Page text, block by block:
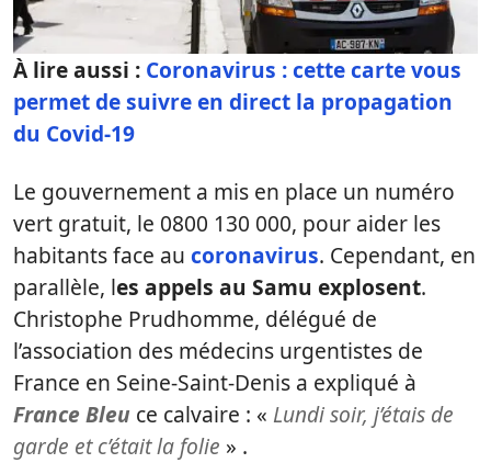
À lire aussi : Coronavirus : cette carte vous
permet de suivre en direct la propagation
du Covid-19
Le gouvernement a mis en place un numéro
vert gratuit, le 0800 130 000, pour aider les
habitants face au coronavirus. Cependant, en
parallèle, les appels au Samu explosent.
Christophe Prudhomme, délégué de
l’association des médecins urgentistes de
France en Seine-Saint-Denis a expliqué à
France Bleu ce calvaire : « Lundi soir, j’étais de
garde et c’était la folie » .